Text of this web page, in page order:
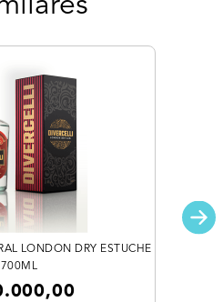
LONDON DRY ESTUCHE
700ML
.000,00